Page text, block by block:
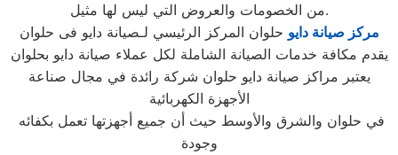
من الخصومات والعروض التي ليس لها مثيل.
مركز صيانة دايو حلوان المركز الرئيسي لـصيانة دايو فى حلوان
يقدم مكافة خدمات الصيانة الشاملة لكل عملاء صيانة دايو بحلوان
يعتبر مراكز صيانة دايو حلوان شركة رائدة في مجال صناعة
الأجهزة الكهربائية
وجودة